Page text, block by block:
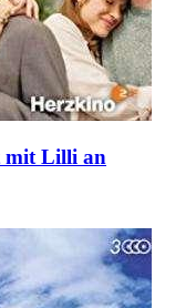
mit Lilli an